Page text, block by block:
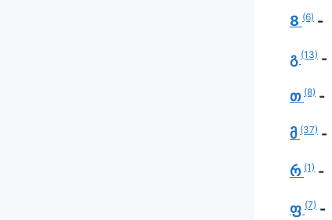
8 (6)
გ (13)
თ (8)
მ (37)
რ (1)
ფ (7)